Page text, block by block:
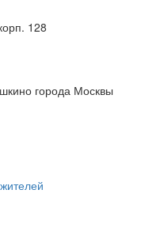
128
города Москвы